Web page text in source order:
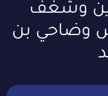
وشغف
وضاحي بن